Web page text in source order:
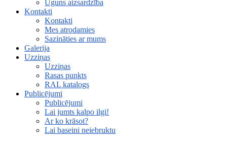
Uguns aizsardzība
Kontakti
Kontakti
Mes atrodamies
Sazināties ar mums
Galerija
Uzziņas
Uzziņas
Rasas punkts
RAL katalogs
Publicējumi
Publicējumi
Lai jumts kalpo ilgi!
Ar ko krāsot?
Lai baseini neiebruktu